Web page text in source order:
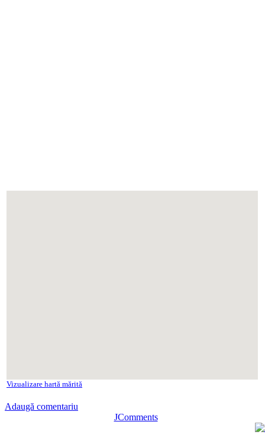
Vizualizare hartă mărită
Adaugă comentariu
JComments